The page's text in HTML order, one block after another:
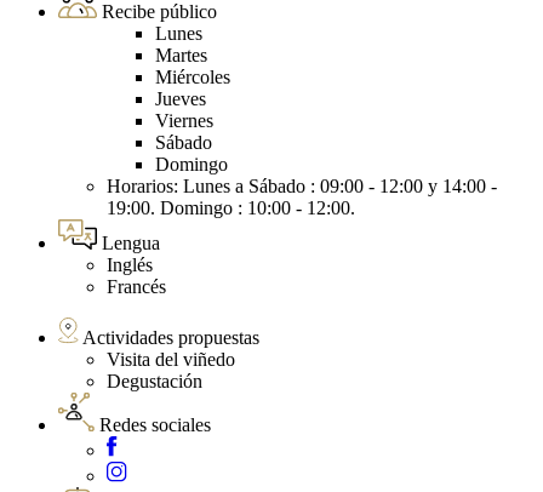
Recibe público
Lunes
Martes
Miércoles
Jueves
Viernes
Sábado
Domingo
Horarios: Lunes a Sábado : 09:00 - 12:00 y 14:00 -
19:00. Domingo : 10:00 - 12:00.
Lengua
Inglés
Francés
Actividades propuestas
Visita del viñedo
Degustación
Redes sociales